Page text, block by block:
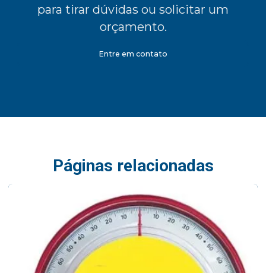
para tirar dúvidas ou solicitar um
orçamento.
Entre em contato
Páginas relacionadas